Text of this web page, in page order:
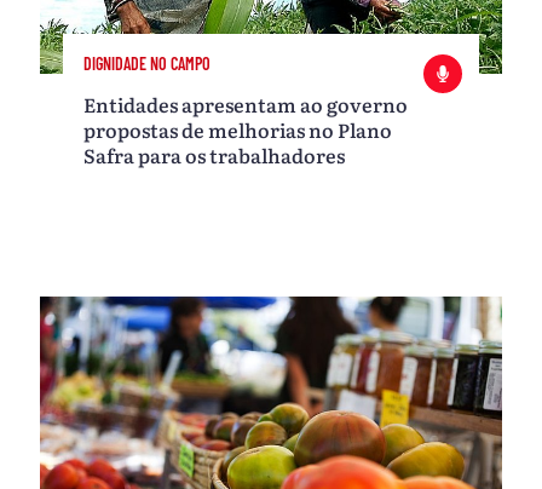
DIGNIDADE NO CAMPO
Entidades apresentam ao governo
propostas de melhorias no Plano
Safra para os trabalhadores